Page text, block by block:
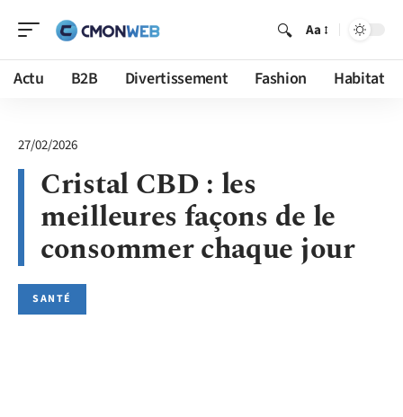
Aa
Actu B2B Divertissement Fashion Habitat
27/02/2026
Cristal CBD : les
meilleures façons de le
consommer chaque jour
SANTÉ